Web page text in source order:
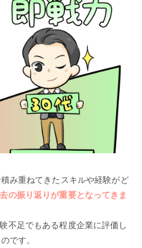
み重ねてきたスキルや経験がど
の振り返りが重要となってきま
不足でもある程度企業に評価し
です。